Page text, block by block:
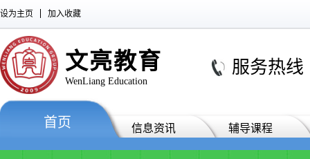
设为主页 加入收藏
文亮教育
WenLiang Education
服务热线
首页 信息资讯 辅导课程